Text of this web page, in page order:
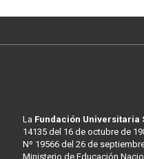
La Fundación Universitaria
14135 del 16 de octubre de
Nº 19566 del 26 de
Ministerio de Educación